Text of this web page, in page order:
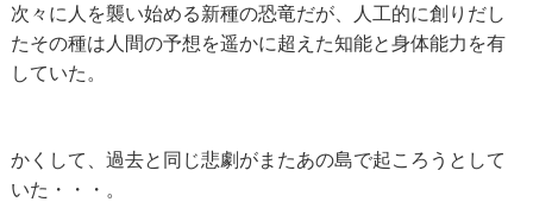
次々に人を襲い始める新種の恐竜だが、人工的に創りだし
たその種は人間の予想を遥かに超えた知能と身体能力を有
していた。
かくして、過去と同じ悲劇がまたあの島で起ころうとして
いた・・・。